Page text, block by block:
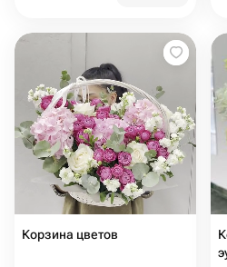
Корзина цветов